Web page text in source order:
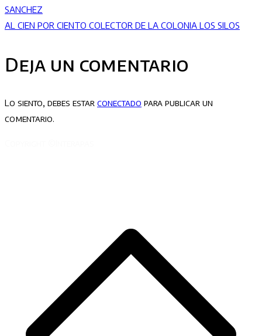
SANCHEZ
AL CIEN POR CIENTO COLECTOR DE LA COLONIA LOS SILOS
Deja un comentario
Lo siento, debes estar conectado para publicar un
comentario.